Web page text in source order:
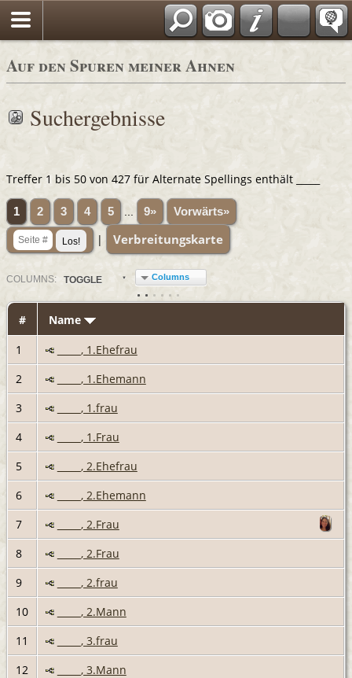
Auf den Spuren meiner Ahnen
Suchergebnisse
Treffer 1 bis 50 von 427 für Alternate Spellings enthält _____
1 2 3 4 5 9» Vorwärts»
| Verbreitungskarte
COLUMN S: TOGGLE Columns
#
Name
1
_____, 1.Ehefrau
2
_____, 1.Ehemann
3
_____, 1.frau
4
_____, 1.Frau
5
_____, 2.Ehefrau
6
_____, 2.Ehemann
7
_____, 2.Frau
8
_____, 2.Frau
9
_____, 2.frau
10
_____, 2.Mann
11
_____, 3.frau
12
_____, 3.Mann